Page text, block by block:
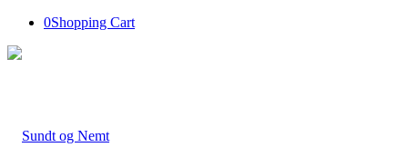
0Shopping Cart